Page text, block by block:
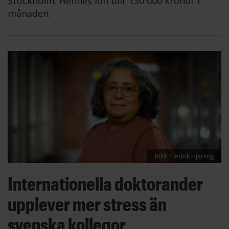
månaden.
Bild: Fredrik Hjerling
Internationella doktorander
upplever mer stress än
svenska kollegor